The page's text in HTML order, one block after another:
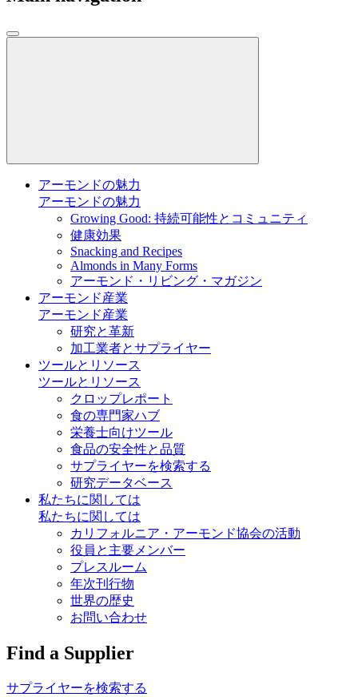
アーモンドの魅力
アーモンドの魅力
Growing Good: 持続可能性とコミュニティ
健康効果
Snacking and Recipes
Almonds in Many Forms
アーモンド・リビング・マガジン
アーモンド産業
アーモンド産業
研究と革新
加工業者とサプライヤー
ツールとリソース
ツールとリソース
クロップレポート
食の専門家ハブ
栄養士向けツール
食品の安全性と品質
サプライヤーを検索する
研究データベース
私たちに関しては
私たちに関しては
カリフォルニア・アーモンド協会の活動
役員と主要メンバー
プレスルーム
年次刊行物
世界の歴史
お問い合わせ
Find a Supplier
サプライヤーを検索する